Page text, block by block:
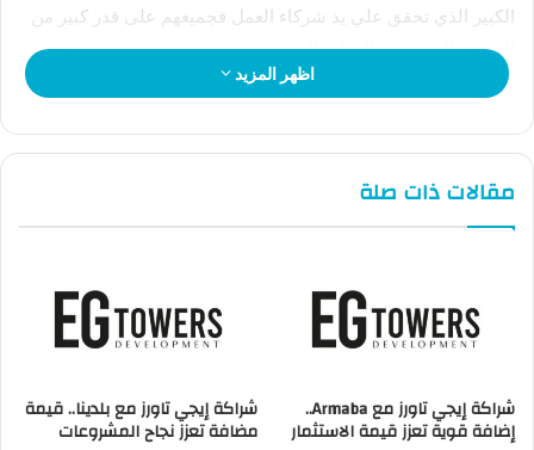
الكبير الذي تحقق علي يد شركاء العمل فجميعهم على قدر كبير من
الخبرة والجدية في العمل والتفوق.
العقاري يواجه العديد من التحديات قائلا” بالطبع فيه تحديات كبيرة
انه مازال في اقبال على القطاع العقاري.
المرحلة التى تشهد بعض التقلبات الاقتصادية في العالم كله
اظهر المزيد
مقالات ذات صلة
شراكة إيجي تاورز مع Armaba..
إضافة قوية تعزز قيمة الاستثمار
شراكة إيجي تاورز مع بلدينا.. قيمة
مضافة تعزز نجاح المشروعات